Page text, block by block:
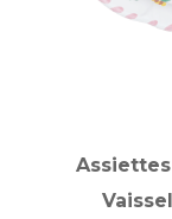
Assiettes